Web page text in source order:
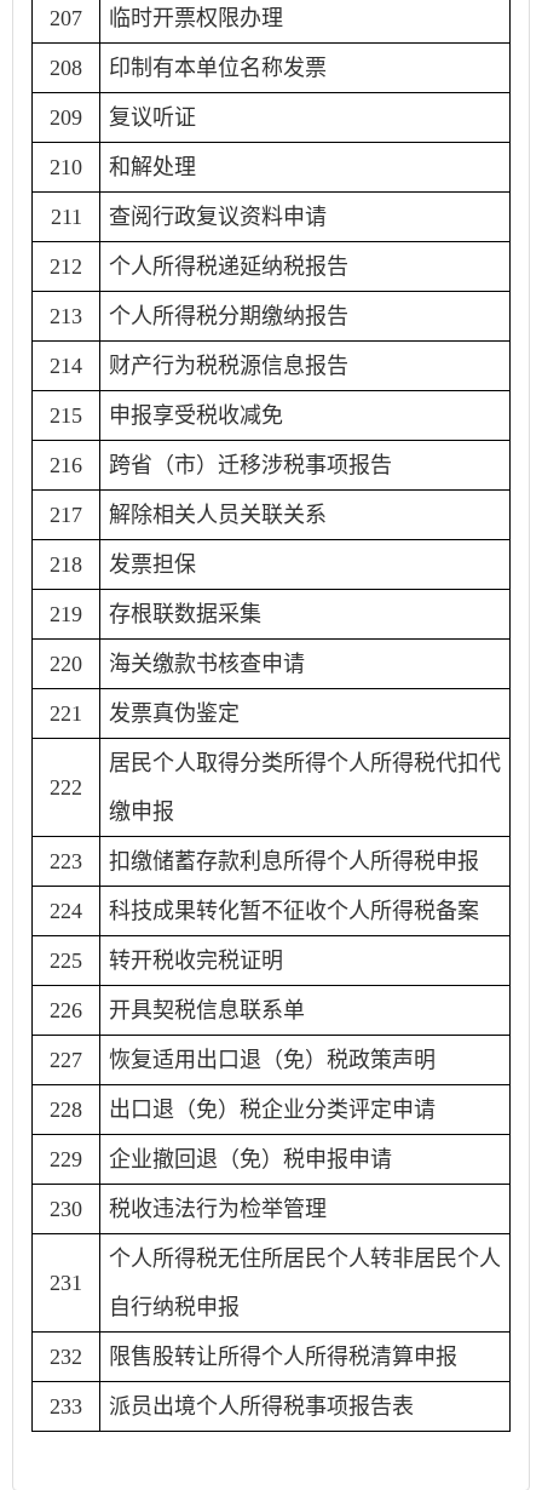
207 临时开票权限办理
208 印制有本单位名称发票
209 复议听证
210 和解处理
211 查阅行政复议资料申请
212 个人所得税递延纳税报告
213 个人所得税分期缴纳报告
214 财产行为税税源信息报告
215 申报享受税收减免
216 跨省（市）迁移涉税事项报告
217 解除相关人员关联关系
218 发票担保
219 存根联数据采集
220 海关缴款书核查申请
221 发票真伪鉴定
222
居民个人取得分类所得个人所得税代扣代
缴申报
223 扣缴储蓄存款利息所得个人所得税申报
224 科技成果转化暂不征收个人所得税备案
225 转开税收完税证明
226 开具契税信息联系单
227 恢复适用出口退（免）税政策声明
228 出口退（免）税企业分类评定申请
229 企业撤回退（免）税申报申请
230 税收违法行为检举管理
231
个人所得税无住所居民个人转非居民个人
自行纳税申报
232 限售股转让所得个人所得税清算申报
233 派员出境个人所得税事项报告表